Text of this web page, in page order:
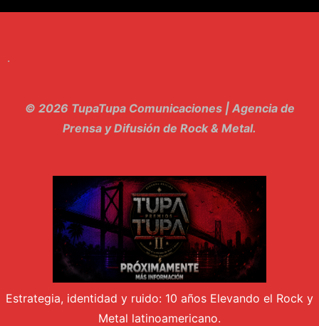
12. dolor - Piel
14. Llanto en el Cielo - Carmaleon
15. Pachakuti - Pleia
16. Demuestro Mi Fe - Epidemia Rapcore
17. Kamikaze - La Pvta Electrica
18. El diablo esta en bora bora - El Sr Jada y los ultimos de la cuadra
.
© 2026 TupaTupa Comunicaciones | Agencia de
Prensa y Difusión de Rock & Metal.
Estrategia, identidad y ruido: 10 años Elevando el Rock y
Metal latinoamericano.